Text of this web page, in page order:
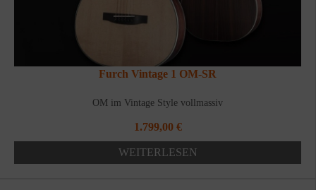
Furch Vintage 1 OM-SR
OM im Vintage Style vollmassiv
1.799,00 €
WEITERLESEN